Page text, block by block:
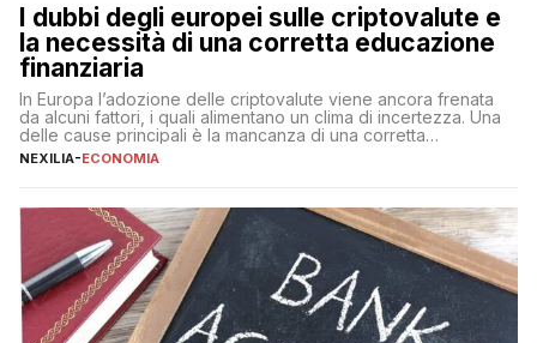
I dubbi degli europei sulle criptovalute e
la necessità di una corretta educazione
finanziaria
In Europa l’adozione delle criptovalute viene ancora frenata
da alcuni fattori, i quali alimentano un clima di incertezza. Una
delle cause principali è la mancanza di una corretta
educazione finanziaria, che impedisce ad una larga parte della
sulle criptovalute: […]
NEXILIA-ECONOMIA